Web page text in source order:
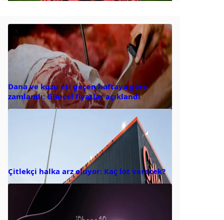
Dana ve kuzu eti geçen haftaya göre
zamlandı: Güncel fiyatlar açıklandı
Çitlekçi halka arz oluyor: Kaç lot verecek?